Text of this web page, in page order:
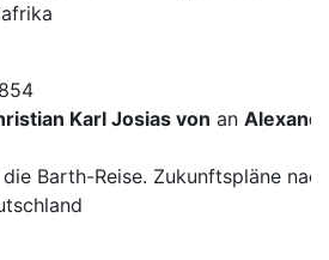
Karl Josias von an
Barth-Reise. Zukunftspläne nach